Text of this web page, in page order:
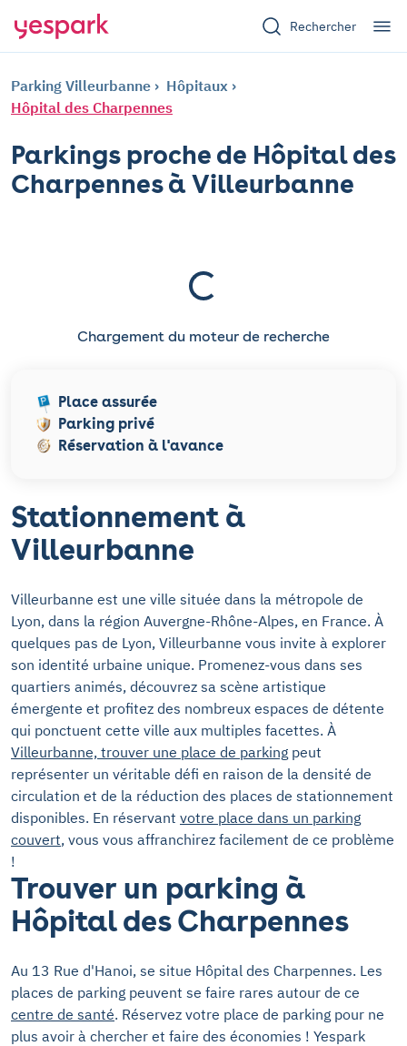
Rechercher
Parking Villeurbanne
Hôpitaux
Hôpital des Charpennes
Parkings proche de Hôpital des
Charpennes à Villeurbanne
Chargement du moteur de recherche
Place assurée
Parking privé
Réservation à l'avance
Stationnement à
Villeurbanne
Villeurbanne est une ville située dans la métropole de
Lyon, dans la région Auvergne-Rhône-Alpes, en France. À
quelques pas de Lyon, Villeurbanne vous invite à explorer
son identité urbaine unique. Promenez-vous dans ses
quartiers animés, découvrez sa scène artistique
émergente et profitez des nombreux espaces de détente
qui ponctuent cette ville aux multiples facettes. À
Villeurbanne, trouver une place de parking peut
représenter un véritable défi en raison de la densité de
circulation et de la réduction des places de stationnement
disponibles. En réservant votre place dans un parking
couvert, vous vous affranchirez facilement de ce problème
!
Trouver un parking à
Hôpital des Charpennes
Au 13 Rue d'Hanoi, se situe Hôpital des Charpennes. Les
places de parking peuvent se faire rares autour de ce
centre de santé. Réservez votre place de parking pour ne
plus avoir à chercher et faire des économies ! Yespark